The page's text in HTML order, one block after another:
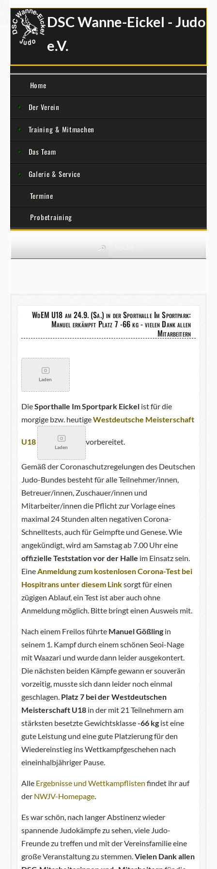
DSC Wanne-Eickel - Judo
e.V.
Home
Der Verein
Training & Mitmachen
Das Team
Galerie & Service
Termine
Probetraining
WdEM U18 am 24.9. (Sa.) in der Sporthalle Im Sportpark:
Manuel erkämpft Platz 7 -66 kg - vielen Dank allen
Mitarbeitern
Laden
DieSporthalle Im Sportpark Eickelist für die
morgige bzw. heutigeWestdeutsche Meisterschaft
U18
Laden
vorbereitet.
Gemäß der Coronaschutzregelungen des Deutschen
Judo-Bundes besteht für alle Teilnehmer/innen,
Betreuer/innen, Zuschauer/innen und
Mitarbeiter/innen die Pflicht zur Vorlage eines
maximal 24 Stunden alten negativen Corona-
Schnelltests, auch für Geimpfte und Genese. Wie
angekündigt, wird am Samstag ab 7.00 Uhr eine
offizielle Teststation vor der Halle im Einsatz sein.
Eine Anmeldung zum kostenlosen Corona-Test bei
Hospitrans unter diesem Linksorgt für einen
zügigen Ablauf, ein Test ist aber auch ohne
Anmeldung möglich. Bitte bringt einen Ausweis mit.
Nach einem Freilos führteManuel Gößlingin
seinem 1. Kampf durch einem schönen Seoi-Nage
mit Waazari und wurde dann leider ausgekontert.
Die nächsten beiden Kämpfe gewann er souverän
vorzeitig, musste sich dann leider noch einmal
geschlagen. Platz 7 bei der Westdeutschen
Meisterschaft U18in der mit 21 Teilnehmern am
stärksten besetzte Gewichtsklasse-66 kgist eine
gute Leistung und eine gute Platzierung für den
Wiedereinstieg ins Wettkampfgeschehen nach
eineinhalbjähriger Pause.
Alle Ergebnisse und Wettkampflisten findet ihr auf
der NWJV-Homepage.
Es war schön, nach langer Abstinenz wieder
spannende Judokämpfe zu sehen, viele Judo-
Freunde zu treffen und mit der Vereinsfamilie eine
große Veranstaltung zu stemmen. Vielen Dank allen